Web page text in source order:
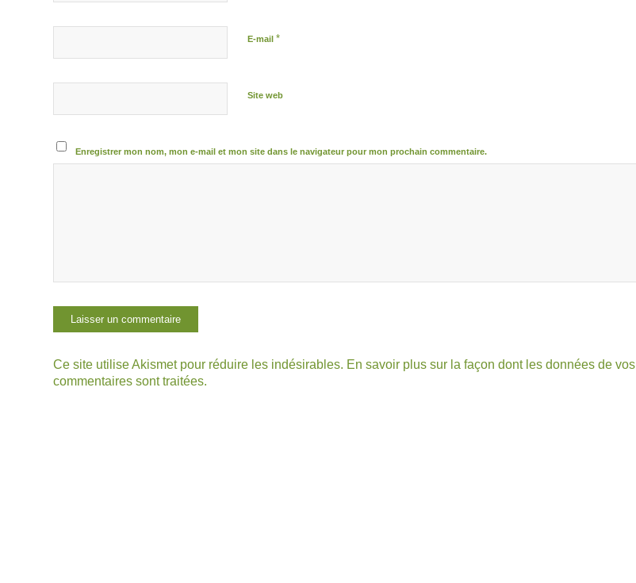
E-mail *
Site web
Enregistrer mon nom, mon e-mail et mon site dans le navigateur pour mon prochain commentaire.
Ce site utilise Akismet pour réduire les indésirables. En savoir plus sur la façon dont les données de vos
commentaires sont traitées.